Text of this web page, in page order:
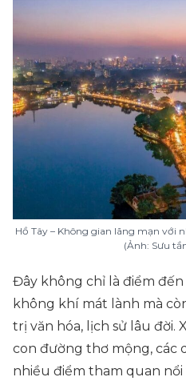
Hồ Tây – Không gian lãng mạn với
(Ảnh: Sưu
Đây không chỉ là điểm
không khí mát lành mà
trị văn hóa, lịch sử lâu đời.
con đường thơ mộng, các
nhiều điểm tham quan